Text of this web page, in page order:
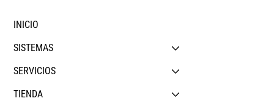
INICIO
SISTEMAS
SERVICIOS
TIENDA